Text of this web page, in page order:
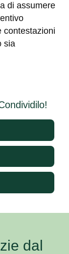
di assumere
contestazioni
sia
dal